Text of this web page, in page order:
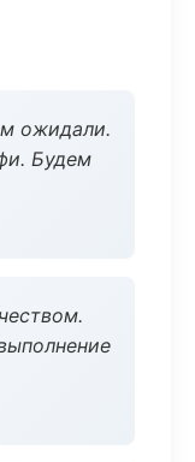
ожидали.
Будем